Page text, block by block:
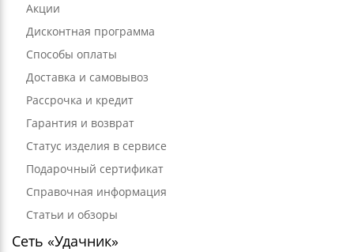
Акции
Дисконтная программа
Способы оплаты
Доставка и самовывоз
Рассрочка и кредит
Гарантия и возврат
Статус изделия в сервисе
Подарочный сертификат
Справочная информация
Статьи и обзоры
Сеть «Удачник»